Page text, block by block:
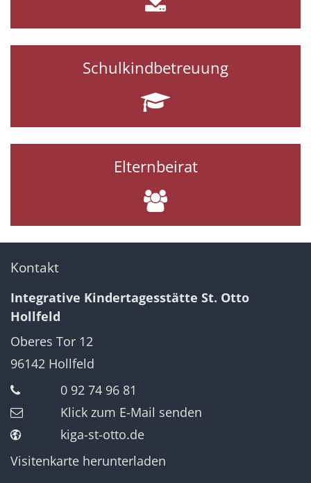
Schulkindbetreuung
Elternbeirat
Kontakt
Integrative Kindertagesstätte St. Otto
Hollfeld
Oberes Tor 12
96142 Hollfeld
0 92 74 96 81
Klick zum E-Mail senden
kiga-st-otto.de
Visitenkarte herunterladen